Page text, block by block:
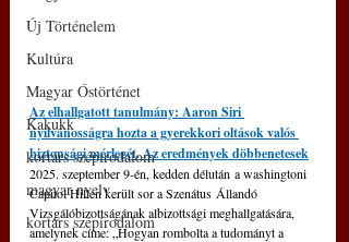
Új Történelem
Kultúra
Magyar Őstörténet
Kakukk
kortárs szépirodalom
magyar nyelv
kortárs szépirodalom
Az elhallgatott tanulmány: Aaron Siri
nyilvánosságra hozta a gyerekkori oltások valós
biztonsági mérlegét. Az eredmények döbbenetesek
2025. szeptember 9-én, kedden délután a washingtoni
Capitol Hillen került sor a Szenátus Állandó
Vizsgálóbizottságának albizottsági meghallgatására,
amelynek címe: „Hogyan rombolta a tudományt a